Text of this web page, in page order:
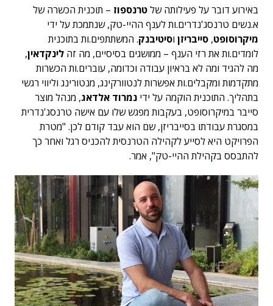
באירוע דובר על פעילותה שלטרנספוז – תוכנית הכשרה של
א.נשים טרנסג'נדרים.ות לענף ההיי-טק, שנתמכת על ידי
מיקרוסופט, סייבריזן וסיטיבנק. המשתתפים.ות בתוכנית
לומדים.ות את רזי הענף – ממושגים בסיסיים, מה זה לינקדאין,
מה להגיד ומה לא בראיון עבודה וכדומה, עוברים.ות הכשרות
מתקדמות ומקבלים.ות אפשרות לנטוורקינג, מנטורינג וליווי רגשי
בתהליך. התוכנית הוקמה על ידי נמרוד אלדאג, מנהל מוצר
סייבר במיקרוסופט, בעקבות מפגש שלו עם אישה טרנסג'נדרית
במסגרת עבודתו בסייבריזן, שם הוא עבד קודם לכן. "מטרת
הפרויקט היא לסייע לקהילה הטרנסית להכניס רגל ואחר כך
להתבסס בקהילת ההיי-טק", אמר.